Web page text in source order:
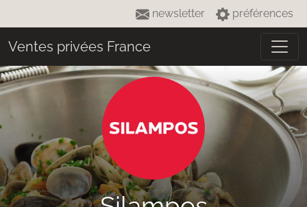
newsletter préférences
Ventes privées France